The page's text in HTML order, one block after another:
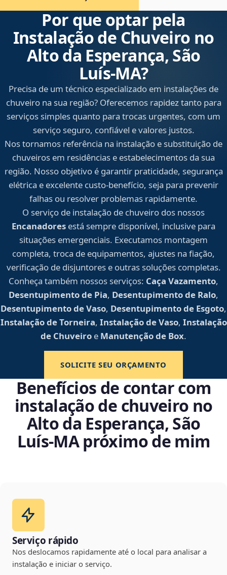
Por que optar pela
Instalação de Chuveiro no
Alto da Esperança, São
Luís‑MA?
Precisa de um técnico especializado em instalações de
chuveiro na sua região? Oferecemos rapidez tanto para
serviços simples quanto para trocas urgentes, com um
serviço seguro, confiável e valores justos.
Nos tornamos referência na instalação e substituição de
chuveiros em residências e estabelecimentos da sua
região. Nosso objetivo é garantir praticidade, segurança
elétrica e excelente custo-benefício, seja para prevenir
falhas ou resolver problemas rapidamente.
O serviço de instalação de chuveiro dos nossos
Encanadores está sempre disponível, inclusive para
situações emergenciais. Executamos montagem
completa, troca de equipamentos, ajustes na fiação,
verificação de disjuntores e outras soluções completas.
Conheça também nossos serviços: Caça Vazamento,
Desentupimento de Pia, Desentupimento de Ralo,
Desentupimento de Vaso, Desentupimento de Esgoto,
Instalação de Torneira, Instalação de Vaso, Instalação
de Chuveiro e Manutenção de Box.
SOLICITE SEU ORÇAMENTO
Benefícios de contar com
instalação de chuveiro no
Alto da Esperança, São
Luís‑MA próximo de mim
Serviço rápido
Nos deslocamos rapidamente até o local para analisar a
instalação e iniciar o serviço.